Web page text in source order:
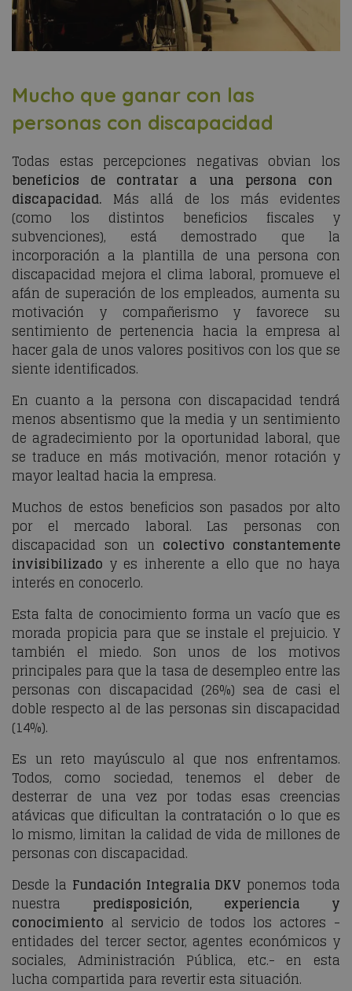
Mucho que ganar con las
personas con discapacidad
Todas estas percepciones negativas obvian los
beneficios de contratar a una persona con
discapacidad. Más allá de los más evidentes
(como los distintos beneficios fiscales y
subvenciones), está demostrado que la
incorporación a la plantilla de una persona con
discapacidad mejora el clima laboral, promueve el
afán de superación de los empleados, aumenta su
motivación y compañerismo y favorece su
sentimiento de pertenencia hacia la empresa al
hacer gala de unos valores positivos con los que se
siente identificados.
En cuanto a la persona con discapacidad tendrá
menos absentismo que la media y un sentimiento
de agradecimiento por la oportunidad laboral, que
se traduce en más motivación, menor rotación y
mayor lealtad hacia la empresa.
Muchos de estos beneficios son pasados por alto
por el mercado laboral. Las personas con
discapacidad son un colectivo constantemente
invisibilizado y es inherente a ello que no haya
interés en conocerlo.
Esta falta de conocimiento forma un vacío que es
morada propicia para que se instale el prejuicio. Y
también el miedo. Son unos de los motivos
principales para que la tasa de desempleo entre las
personas con discapacidad (26%) sea de casi el
doble respecto al de las personas sin discapacidad
(14%).
Es un reto mayúsculo al que nos enfrentamos.
Todos, como sociedad, tenemos el deber de
desterrar de una vez por todas esas creencias
atávicas que dificultan la contratación o lo que es
lo mismo, limitan la calidad de vida de millones de
personas con discapacidad.
Desde la Fundación Integralia DKV ponemos toda
nuestra predisposición, experiencia y
conocimiento al servicio de todos los actores -
entidades del tercer sector, agentes económicos y
sociales, Administración Pública, etc.- en esta
lucha compartida para revertir esta situación.